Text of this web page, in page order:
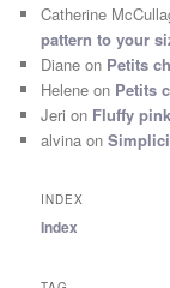
Catherine
pattern to your
Diane on Petits
Helene on Petits
Jeri on Fluffy
alvina on
INDEX
Index